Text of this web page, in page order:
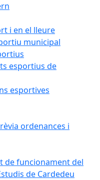
i en el lleure
municipal
esportius de
esportives
ordenances i
de funcionament del
de Cardedeu